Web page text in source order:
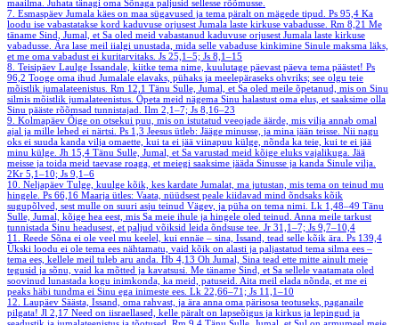
maailma. Juhata tänagi oma Sõnaga paljusid sellesse rõõmusse.
7. Esmaspäev Jumala käes on maa sügavused ja tema päralt on mägede tipud. Ps 95,4 Ka
loodu ise vabastatakse kord kaduvuse orjusest Jumala laste kirkuse vabadusse. Rm 8,21 Me
täname Sind, Jumal, et Sa oled meid vabastanud kaduvuse orjusest Jumala laste kirkuse
vabadusse. Ära lase meil iialgi unustada, mida selle vabaduse kinkimine Sinule maksma läks,
et me oma vabadust ei kuritarvitaks. Js 25,1–5; Js 8,1–15
8. Teisipäev Laulge Issandale, kiitke tema nime, kuulutage päevast päeva tema päästet! Ps
96,2 Tooge oma ihud Jumalale elavaks, pühaks ja meelepäraseks ohvriks; see olgu teie
mõistlik jumalateenistus. Rm 12,1 Tänu Sulle, Jumal, et Sa oled meile õpetanud, mis on Sinu
silmis mõistlik jumalateenistus. Õpeta meid nägema Sinu halastust oma elus, et saaksime olla
Sinu pääste rõõmsad tunnistajad. Ilm 2,1–7; Js 8,16–23
9. Kolmapäev Õige on otsekui puu, mis on istutatud veeojade äärde, mis vilja annab omal
ajal ja mille lehed ei närtsi. Ps 1,3 Jeesus ütleb: Jääge minusse, ja mina jään teisse. Nii nagu
oks ei suuda kanda vilja omaette, kui ta ei jää viinapuu külge, nõnda ka teie, kui te ei jää
minu külge. Jh 15,4 Tänu Sulle, Jumal, et Sa varustad meid kõige eluks vajalikuga. Jää
meisse ja toida meid taevase roaga, et meiegi saaksime jääda Sinusse ja kanda Sinule vilja.
2Kr 5,1–10; Js 9,1–6
10. Neljapäev Tulge, kuulge kõik, kes kardate Jumalat, ma jutustan, mis tema on teinud mu
hingele. Ps 66,16 Maarja ütles: Vaata, nüüdsest peale kiidavad mind õndsaks kõik
sugupõlved, sest mulle on suuri asju teinud Vägev, ja püha on tema nimi. Lk 1,48–49 Tänu
Sulle, Jumal, kõige hea eest, mis Sa meie ihule ja hingele oled teinud. Anna meile tarkust
tunnistada Sinu headusest, et paljud võiksid leida õndsuse tee. Jr 31,1–7; Js 9,7–10,4
11. Reede Sõna ei ole veel mu keelel, kui ennäe – sina, Issand, tead selle kõik ära. Ps 139,4
Ükski loodu ei ole tema ees nähtamatu, vaid kõik on alasti ja paljastatud tema silma ees –
tema ees, kellele meil tuleb aru anda. Hb 4,13 Oh Jumal, Sina tead ette mitte ainult meie
tegusid ja sõnu, vaid ka mõtted ja kavatsusi. Me täname Sind, et Sa sellele vaatamata oled
soovinud lunastada kogu inimkonda, ka meid, patuseid. Aita meil elada nõnda, et me ei
peaks häbi tundma ei Sinu ega inimeste ees. Lk 22,66–71; Js 11,1–10
12. Laupäev Säästa, Issand, oma rahvast, ja ära anna oma pärisosa teotuseks, paganaile
pilgata! Jl 2,17 Need on iisraellased, kelle päralt on lapseõigus ja kirkus ja lepingud ja